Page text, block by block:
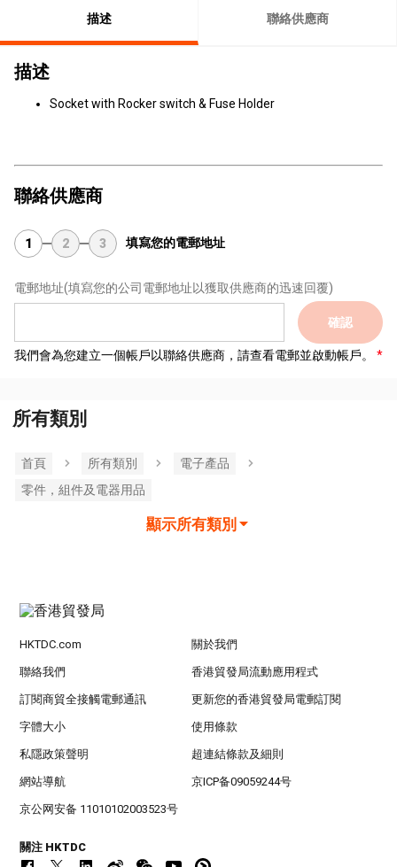
描述 聯絡供應商
描述
Socket with Rocker switch & Fuse Holder
聯絡供應商
1 2 3 填寫您的電郵地址
電郵地址(填寫您的公司電郵地址以獲取供應商的迅速回覆)
確認
我們會為您建立一個帳戶以聯絡供應商，請查看電郵並啟動帳戶。
所有類別
首頁 所有類別
電子產品
零件，組件及電器用品
顯示所有類別
HKTDC.com 關於我們
聯絡我們 香港貿發局流動應用程式
訂閱商貿全接觸電郵通訊 更新您的香港貿發局電郵訂閱
字體大小 使用條款
私隱政策聲明 超連結條款及細則
網站導航 京ICP备09059244号
京公网安备 11010102003523号
關注 HKTDC